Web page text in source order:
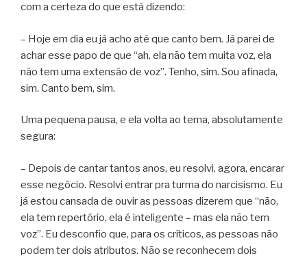
com a certeza do que está dizendo:
– Hoje em dia eu já acho até que canto bem. Já parei de
achar esse papo de que “ah, ela não tem muita voz, ela
não tem uma extensão de voz”. Tenho, sim. Sou afinada,
sim. Canto bem, sim.
Uma pequena pausa, e ela volta ao tema, absolutamente
segura:
– Depois de cantar tantos anos, eu resolvi, agora, encarar
esse negócio. Resolvi entrar pra turma do narcisismo. Eu
já estou cansada de ouvir as pessoas dizerem que “não,
ela tem repertório, ela é inteligente – mas ela não tem
voz”. Eu desconfio que, para os críticos, as pessoas não
podem ter dois atributos. Não se reconhecem dois